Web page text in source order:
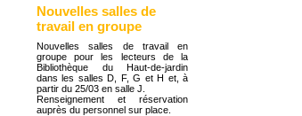
Nouvelles salles de
travail en groupe
Nouvelles salles de travail en
groupe pour les lecteurs de la
Bibliothèque du Haut-de-jardin
dans les salles D, F, G et H et, à
partir du 25/03 en salle J.
Renseignement et réservation
auprès du personnel sur place.